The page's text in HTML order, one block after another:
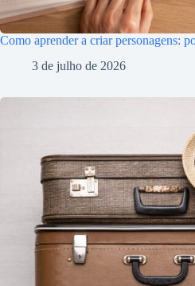
Como aprender a criar personagens:
3 de julho de 2026